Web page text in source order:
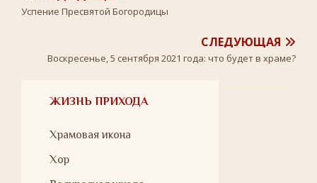
Успение Пресвятой Богородицы
СЛЕДУЮЩАЯ
Воскресенье, 5 сентября 2021 года: что будет в храме?
ЖИЗНЬ ПРИХОДА
Храмовая икона
Хор